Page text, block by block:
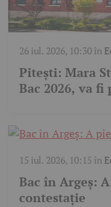
26 iul. 2026, 10:30în
Pitești: Mara
Bac 2026, va fi
15 iul. 2026, 10:15 în
Bac în Argeș:
contestație